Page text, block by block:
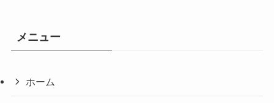
メニュー
ホーム